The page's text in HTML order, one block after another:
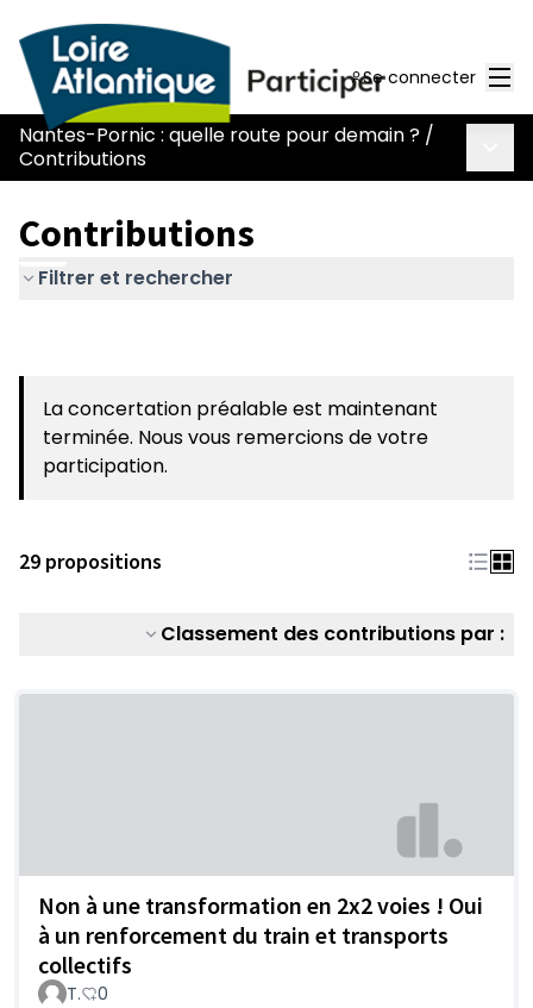
Se connecter
Nantes-Pornic : quelle route pour demain ? /
Contributions
Contributions
Filtrer et rechercher
La concertation préalable est maintenant
terminée. Nous vous remercions de votre
participation.
29 propositions
Classement des contributions par :
Non à une transformation en 2x2 voies ! Oui
à un renforcement du train et transports
collectifs
T. 0